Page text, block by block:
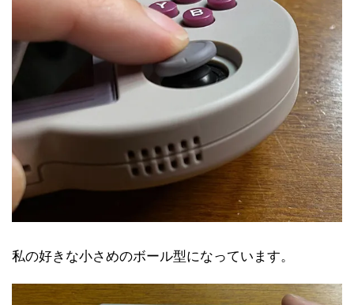
私の好きな小さめのボール型になっています。